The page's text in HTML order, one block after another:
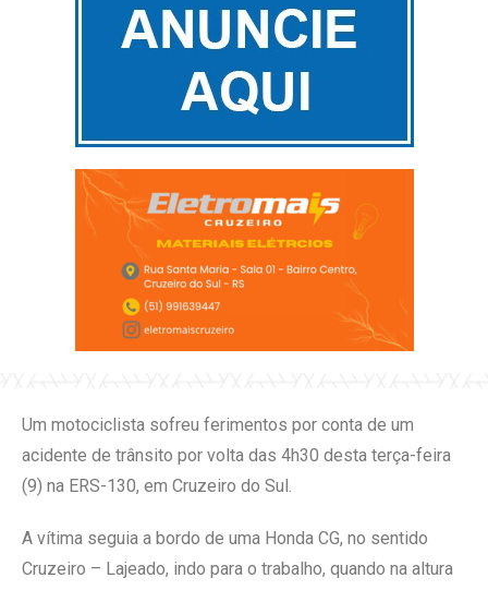
Um motociclista sofreu ferimentos por conta de um
acidente de trânsito por volta das 4h30 desta terça-feira
(9) na ERS-130, em Cruzeiro do Sul.
A vítima seguia a bordo de uma Honda CG, no sentido
Cruzeiro – Lajeado, indo para o trabalho, quando na altura